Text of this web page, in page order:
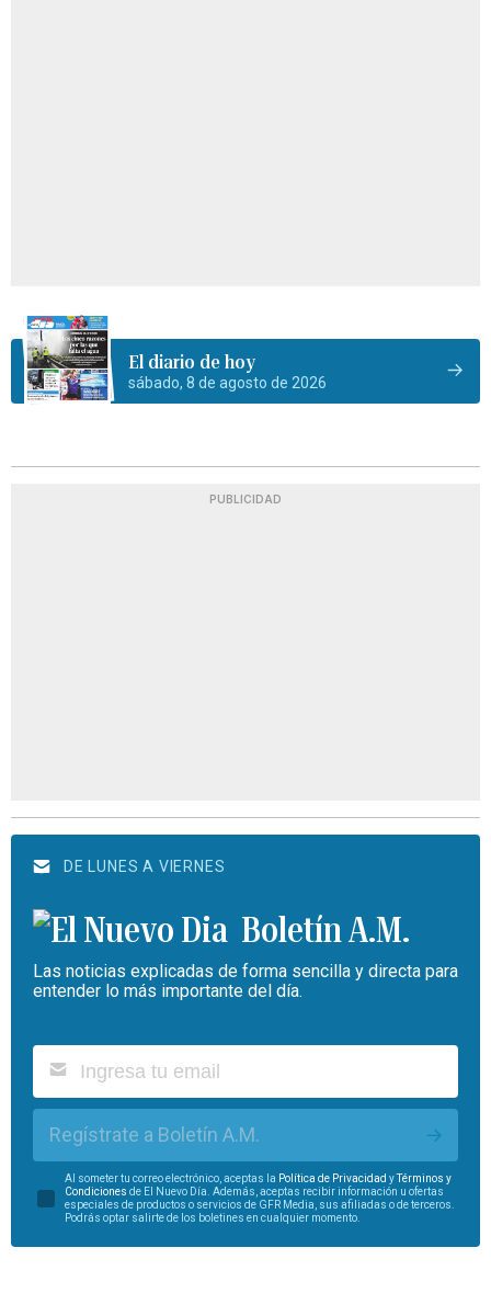
El diario de hoy
sábado, 8 de agosto de 2026
PUBLICIDAD
DE LUNES A VIERNES
Boletín A.M.
Las noticias explicadas de forma sencilla y directa para
entender lo más importante del día.
Regístrate a Boletín A.M.
Al someter tu correo electrónico, aceptas la Política de Privacidad y
Términos y
Condiciones de El Nuevo Día. Además, aceptas recibir información u ofertas
especiales de productos o servicios de GFR Media, sus afiliadas o de terceros.
Podrás optar salirte de los boletines en cualquier momento.